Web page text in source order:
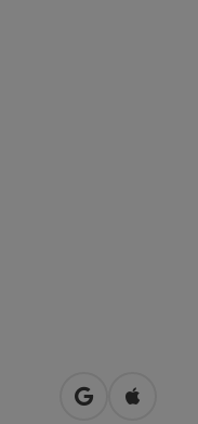
in Google
in